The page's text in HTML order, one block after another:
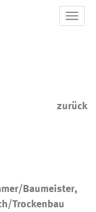
Toggle
zurück
Baumeister,
Trockenbau